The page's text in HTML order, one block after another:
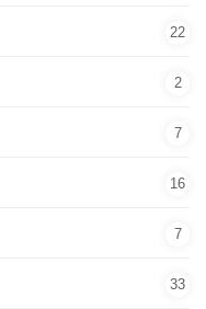
22
2
7
16
7
33